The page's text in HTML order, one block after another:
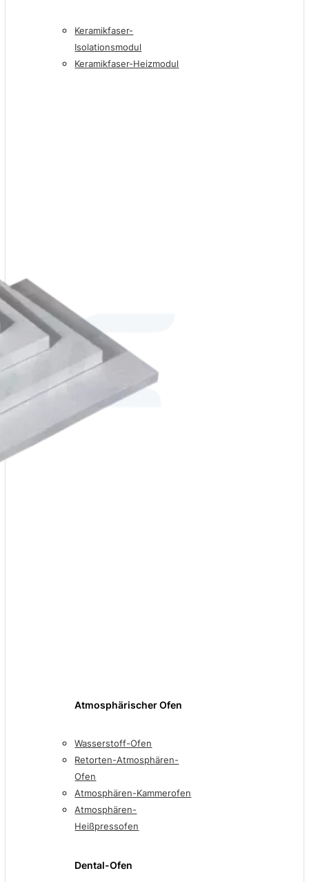
Keramikfaser-
Isolationsmodul
Keramikfaser-Heizmodul
Atmosphärischer Ofen
Wasserstoff-Ofen
Retorten-Atmosphären-
Ofen
Atmosphären-Kammerofen
Atmosphären-
Heißpressofen
Dental-Ofen